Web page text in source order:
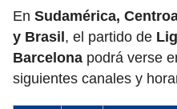
En Sudamérica,
y Brasil , el partido de
Barcelona podrá verse
siguientes canales y